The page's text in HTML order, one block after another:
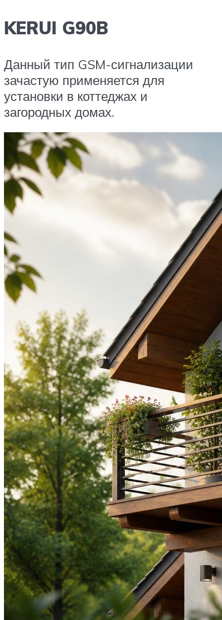
KERUI G90B
Данный тип GSM-сигнализации
зачастую применяется для
установки в коттеджах и
загородных домах.